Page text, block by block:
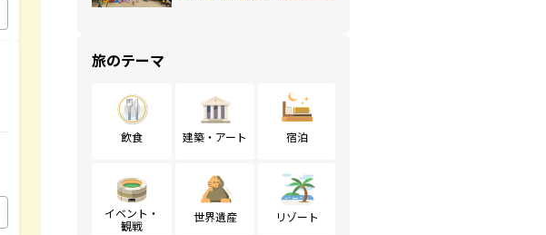
旅のテーマ
飲食 建築・アート 宿泊
イベント・
観戦
世界遺産 リゾート